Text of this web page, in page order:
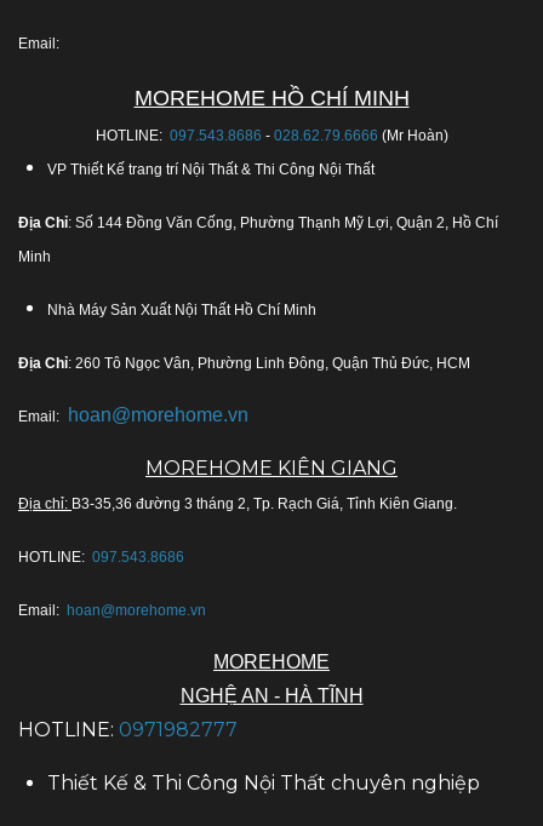
Email:
MOREHOME HỒ CHÍ MINH
HOTLINE: 097.543.8686 - 028.62.79.6666 (Mr Hoàn)
VP Thiết Kế trang trí Nội Thất & Thi Công Nội Thất
Địa Chỉ: Số 144 Đồng Văn Cống, Phường Thạnh Mỹ Lợi, Quận 2, Hồ Chí
Minh
Nhà Máy Sản Xuất Nội Thất Hồ Chí Minh
Địa Chỉ: 260 Tô Ngọc Vân, Phường Linh Đông, Quận Thủ Đức, HCM
Email: hoan@morehome.vn
MOREHOME KIÊN GIANG
Địa chỉ: B3-35,36 đường 3 tháng 2, Tp. Rạch Giá, Tỉnh Kiên Giang.
HOTLINE: 097.543.8686
Email: hoan@morehome.vn
MOREHOME
NGHỆ AN - HÀ TĨNH
HOTLINE: 0971982777
Thiết Kế & Thi Công Nội Thất chuyên nghiệp